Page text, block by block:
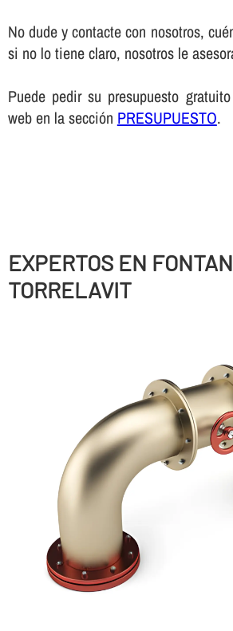
No dude y contacte con nosotros,
si no lo tiene claro, nosotros le
Puede pedir su presupuesto
web en la sección PRESUPUESTO.
EXPERTOS EN
TORRELAVIT